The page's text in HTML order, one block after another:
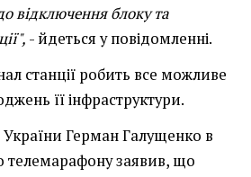
відключення блоку та
- йдеться у повідомленні.
станції робить все можливе
її інфраструктури.
України Герман Галущенко в
телемарафону заявив, що